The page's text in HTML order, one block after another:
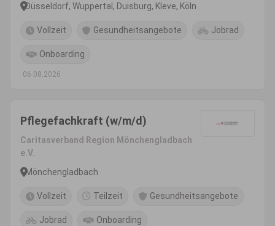
Düsseldorf, Wuppertal, Duisburg, Kleve, Köln
Vollzeit Gesundheitsangebote Jobrad
Onboarding
06.08.2026
Pflegefachkraft (w/m/d)
Caritasverband Region Mönchengladbach
e.V.
Mönchengladbach
Vollzeit Teilzeit Gesundheitsangebote
Jobrad Onboarding